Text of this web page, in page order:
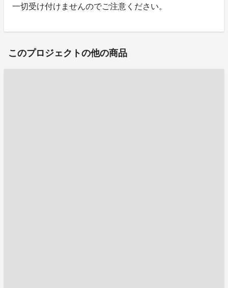
一切受け付けませんのでご注意ください。
このプロジェクトの他の商品